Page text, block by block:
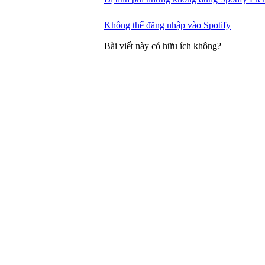
Không thể đăng nhập vào Spotify
Bài viết này có hữu ích không?